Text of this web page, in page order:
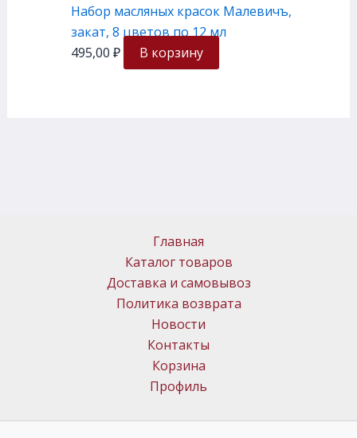
Набор масляных красок Малевичъ,
закат, 8 цветов по 12 мл
495,00 ₽ В корзину
Главная
Каталог товаров
Доставка и самовывоз
Политика возврата
Новости
Контакты
Корзина
Профиль